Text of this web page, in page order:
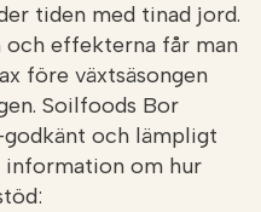
tiden med tinad jord.
och effekterna får man
före växtsäsongen
Soilfoods Bor
godkänt och lämpligt
information om hur